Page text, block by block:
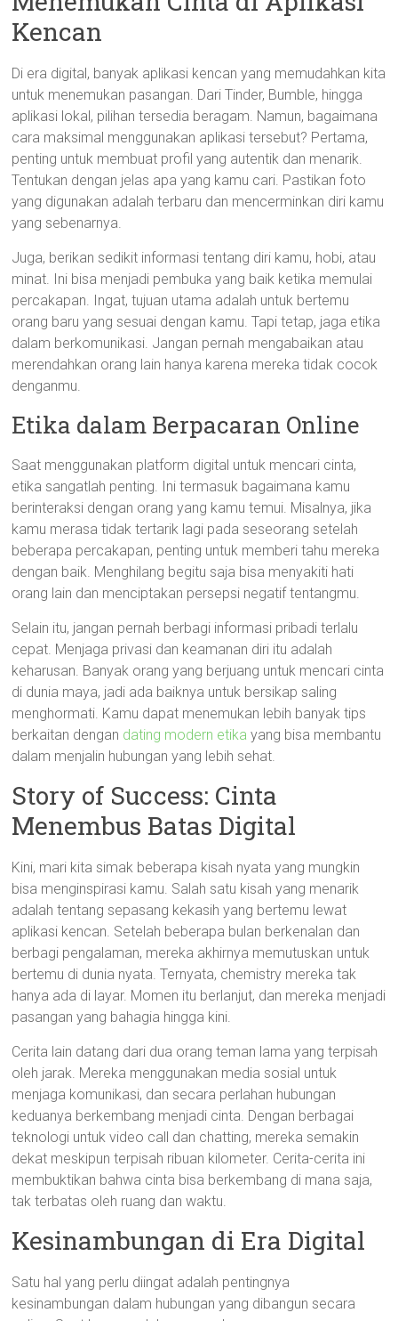
Kencan
Di era digital, banyak aplikasi kencan yang memudahkan kita
untuk menemukan pasangan. Dari Tinder, Bumble, hingga
aplikasi lokal, pilihan tersedia beragam. Namun, bagaimana
cara maksimal menggunakan aplikasi tersebut? Pertama,
penting untuk membuat profil yang autentik dan menarik.
Tentukan dengan jelas apa yang kamu cari. Pastikan foto
yang digunakan adalah terbaru dan mencerminkan diri kamu
yang sebenarnya.
Juga, berikan sedikit informasi tentang diri kamu, hobi, atau
minat. Ini bisa menjadi pembuka yang baik ketika memulai
percakapan. Ingat, tujuan utama adalah untuk bertemu
orang baru yang sesuai dengan kamu. Tapi tetap, jaga etika
dalam berkomunikasi. Jangan pernah mengabaikan atau
merendahkan orang lain hanya karena mereka tidak cocok
denganmu.
Etika dalam Berpacaran Online
Saat menggunakan platform digital untuk mencari cinta,
etika sangatlah penting. Ini termasuk bagaimana kamu
berinteraksi dengan orang yang kamu temui. Misalnya, jika
kamu merasa tidak tertarik lagi pada seseorang setelah
beberapa percakapan, penting untuk memberi tahu mereka
dengan baik. Menghilang begitu saja bisa menyakiti hati
orang lain dan menciptakan persepsi negatif tentangmu.
Selain itu, jangan pernah berbagi informasi pribadi terlalu
cepat. Menjaga privasi dan keamanan diri itu adalah
keharusan. Banyak orang yang berjuang untuk mencari cinta
di dunia maya, jadi ada baiknya untuk bersikap saling
menghormati. Kamu dapat menemukan lebih banyak tips
berkaitan dengan dating modern etika yang bisa membantu
dalam menjalin hubungan yang lebih sehat.
Story of Success: Cinta
Menembus Batas Digital
Kini, mari kita simak beberapa kisah nyata yang mungkin
bisa menginspirasi kamu. Salah satu kisah yang menarik
adalah tentang sepasang kekasih yang bertemu lewat
aplikasi kencan. Setelah beberapa bulan berkenalan dan
berbagi pengalaman, mereka akhirnya memutuskan untuk
bertemu di dunia nyata. Ternyata, chemistry mereka tak
hanya ada di layar. Momen itu berlanjut, dan mereka menjadi
pasangan yang bahagia hingga kini.
Cerita lain datang dari dua orang teman lama yang terpisah
oleh jarak. Mereka menggunakan media sosial untuk
menjaga komunikasi, dan secara perlahan hubungan
keduanya berkembang menjadi cinta. Dengan berbagai
teknologi untuk video call dan chatting, mereka semakin
dekat meskipun terpisah ribuan kilometer. Cerita-cerita ini
membuktikan bahwa cinta bisa berkembang di mana saja,
tak terbatas oleh ruang dan waktu.
Kesinambungan di Era Digital
Satu hal yang perlu diingat adalah pentingnya
kesinambungan dalam hubungan yang dibangun secara